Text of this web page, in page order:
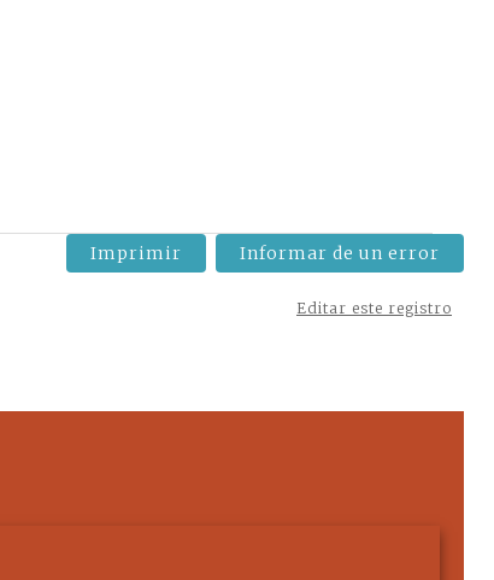
Imprimir Informar de un error
Editar este registro